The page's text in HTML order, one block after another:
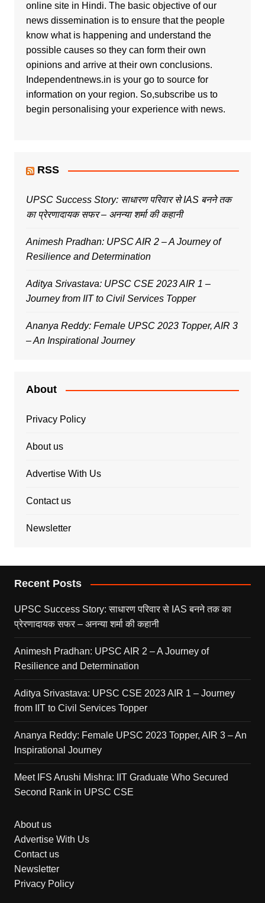
online site in Hindi. The basic objective of our
news dissemination is to ensure that the people
know what is happening and understand the
possible causes so they can form their own
opinions and arrive at their own conclusions.
Independentnews.in is your go to source for
information on your region. So,subscribe us to
begin personalising your experience with news.
RSS
UPSC Success Story: साधारण परिवार से IAS बनने तक
का प्रेरणादायक सफर – अनन्या शर्मा की कहानी
Animesh Pradhan: UPSC AIR 2 – A Journey of
Resilience and Determination
Aditya Srivastava: UPSC CSE 2023 AIR 1 –
Journey from IIT to Civil Services Topper
Ananya Reddy: Female UPSC 2023 Topper, AIR 3
– An Inspirational Journey
About
Privacy Policy
About us
Advertise With Us
Contact us
Newsletter
Recent Posts
UPSC Success Story: साधारण परिवार से IAS बनने तक का
प्रेरणादायक सफर – अनन्या शर्मा की कहानी
Animesh Pradhan: UPSC AIR 2 – A Journey of
Resilience and Determination
Aditya Srivastava: UPSC CSE 2023 AIR 1 – Journey
from IIT to Civil Services Topper
Ananya Reddy: Female UPSC 2023 Topper, AIR 3 – An
Inspirational Journey
Meet IFS Arushi Mishra: IIT Graduate Who Secured
Second Rank in UPSC CSE
About us
Advertise With Us
Contact us
Newsletter
Privacy Policy